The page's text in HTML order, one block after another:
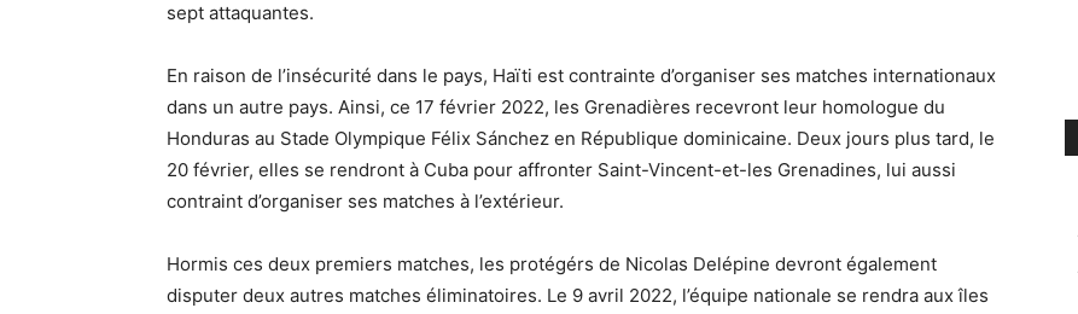
sept attaquantes.
En raison de l’insécurité dans le pays, Haïti est contrainte d’organiser ses matches internationaux
dans un autre pays. Ainsi, ce 17 février 2022, les Grenadières recevront leur homologue du
Honduras au Stade Olympique Félix Sánchez en République dominicaine. Deux jours plus tard, le
20 février, elles se rendront à Cuba pour affronter Saint-Vincent-et-les Grenadines, lui aussi
contraint d’organiser ses matches à l’extérieur.
Hormis ces deux premiers matches, les protégérs de Nicolas Delépine devront également
disputer deux autres matches éliminatoires. Le 9 avril 2022, l’équipe nationale se rendra aux îles